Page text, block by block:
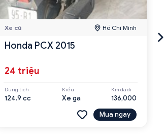
Xe cũ Hồ Chí Minh
Honda PCX 2015
24 triệu
Dung tích
124.9 cc
Kiểu
Xe ga
Km đã đi
136,000
Mua ngay